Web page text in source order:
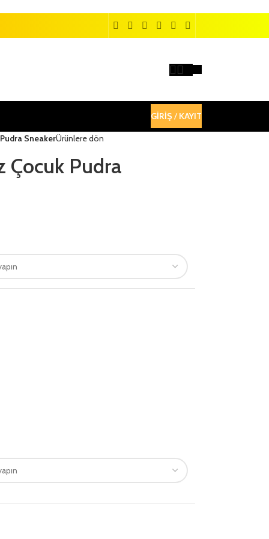
GIRIŞ / KAYIT
Pudra SneakerÜrünlere dön
Çocuk Pudra